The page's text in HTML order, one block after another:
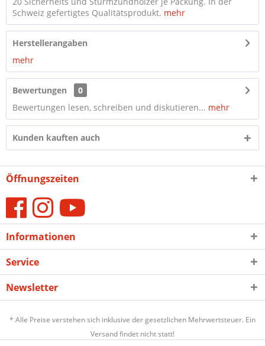
Schweiz gefertigtes Qualitätsprodukt. mehr
Herstellerangaben
mehr
Bewertungen
0
Bewertungen lesen, schreiben und diskutieren... mehr
Kunden kauften auch
Öffnungszeiten
Informationen
Service
Newsletter
* Alle Preise verstehen sich inklusive der gesetzlichen Mehrwertsteuer. Ein
Versand findet nicht statt!